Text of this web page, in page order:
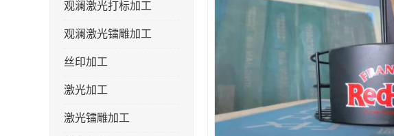
观澜激光打标加工
观澜激光镭雕加工
丝印加工
激光加工
激光镭雕加工